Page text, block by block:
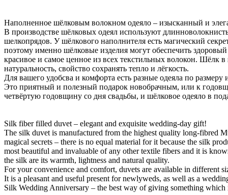
Наполненное шёлковым волокном одеяло – изысканный и
В производстве шёлковых одеял используют
шелкопрядов. У шёлкового наполнителя есть магический
поэтому именно шёлковые изделия могут обеспечить
красивое и самое ценное из всех текстильных волокон. Шёлк
натуральность, свойство сохранять тепло и лёгкость.
Для вашего удобсва и комфорта есть разные одеяла по
Это приятный и полезный подарок новобрачным, или к
четвёртую годовщину со дня свадьбы, и шёлковое одеяло в
Silk fiber filled duvet – elegant and exquisite wedding-day gift!
The silk duvet is manufactured from the highest quality long-fibred
magical secrets – there is no equal material for it because the silk
most beautiful and invaluable of any other textile fibers and it is
the silk are its warmth, lightness and natural quality.
For your convenience and comfort, duvets are available in different
It is a pleasant and useful present for newlyweds, as well as a
Silk Wedding Anniversary – the best way of giving something which